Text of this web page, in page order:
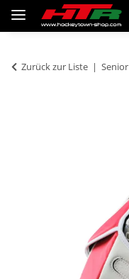
Zurück zur Liste Senior